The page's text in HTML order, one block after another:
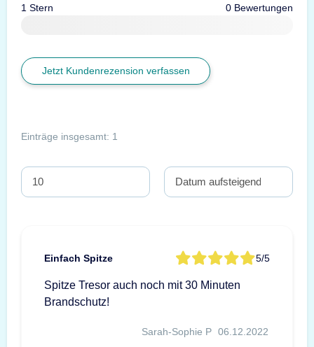
1 Stern 0 Bewertungen
Jetzt Kundenrezension verfassen
Einträge insgesamt: 1
Einfach Spitze 5/5
Spitze Tresor auch noch mit 30 Minuten
Brandschutz!
Sarah-Sophie P 06.12.2022